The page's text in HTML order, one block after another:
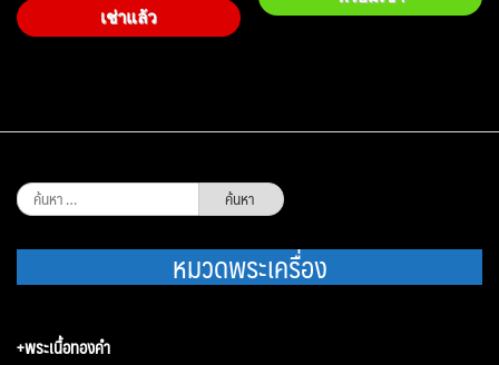
เช่าแล้ว
ค้นหา
สำหรับ:
หมวดพระเครื่อง
+พระเนื้อทองคำ